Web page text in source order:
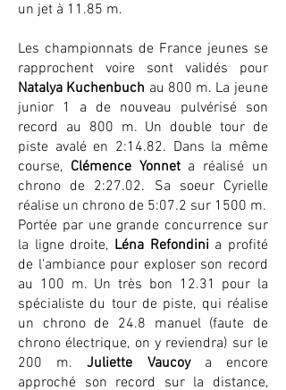
un jet à 11.85 m.
Les championnats de France jeunes se
rapprochent voire sont validés pour
Natalya Kuchenbuch au 800 m. La jeune
junior 1 a de nouveau pulvérisé son
record au 800 m. Un double tour de
piste avalé en 2:14.82. Dans la même
course, Clémence Yonnet a réalisé un
chrono de 2:27.02. Sa soeur Cyrielle
réalise un chrono de 5:07.2 sur 1500 m.
Portée par une grande concurrence sur
la ligne droite, Léna Refondini a profité
de l'ambiance pour exploser son record
au 100 m. Un très bon 12.31 pour la
spécialiste du tour de piste, qui réalise
un chrono de 24.8 manuel (faute de
chrono électrique, on y reviendra) sur le
200 m.Juliette Vaucoya encore
approché son record sur la distance,